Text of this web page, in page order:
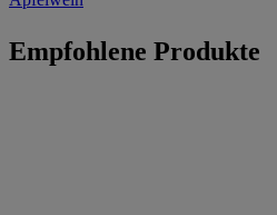
Empfohlene Produkte